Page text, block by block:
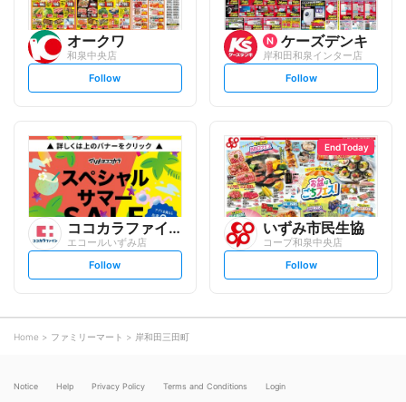
オークワ
和泉中央店
s
l
o
w
Follow
ケーズデンキ
岸和田和泉インター店
s
l
o
w
Follow
ココカラファイン
エコールいずみ店
s
l
o
Follow
End Today
いずみ市民生協
コープ和泉中央店
s
l
Follow
Home ファミリーマート 岸和田三田町
Notice Help Privacy Policy Terms and Conditions Login